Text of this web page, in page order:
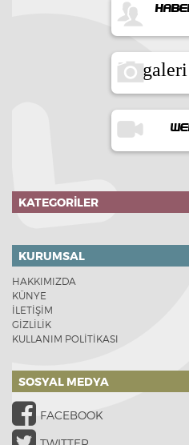
galeri
KATEGORILER
KURUMSAL
HAKKIMIZDA
KÜNYE
İLETİŞİM
GİZLİLİK
KULLANIM POLİTİKASI
SOSYAL MEDYA
FACEBOOK
TWITTER